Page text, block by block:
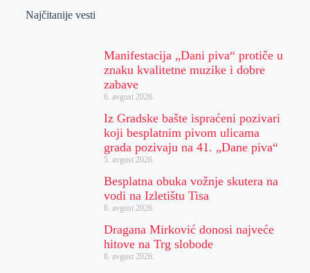
Najčitanije vesti
Manifestacija „Dani piva“ protiče u
znaku kvalitetne muzike i dobre
zabave
6. avgust 2026.
Iz Gradske bašte ispraćeni pozivari
koji besplatnim pivom ulicama
grada pozivaju na 41. „Dane piva“
5. avgust 2026.
Besplatna obuka vožnje skutera na
vodi na Izletištu Tisa
6. avgust 2026.
Dragana Mirković donosi najveće
hitove na Trg slobode
8. avgust 2026.